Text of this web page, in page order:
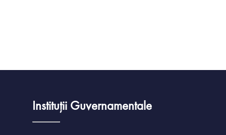
Instituții Guvernamentale